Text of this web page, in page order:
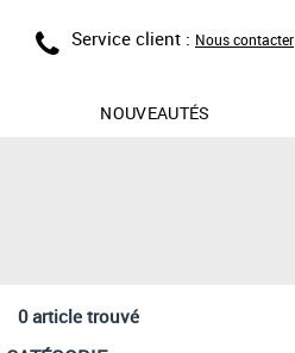
Service client : Nous contacter
NOUVEAUTÉS
0 article trouvé